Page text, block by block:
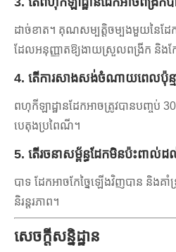
ដាច់ខាត។ គុណសម្បត្តិចម្បងមួយនៃដ
ដែលអនុញ្ញាតឱ្យងាយស្រួលពង្រីក និងកែ
4. តើការសាងសង់ចំណាយពេលប៉ុន្ម
ពហុកីឡាដ្ឋានដែកអាចត្រូវបានបញ្ចប់
បេតុងប្រពៃណី។
5. តើរចនាសម្ព័ន្ធដែកមិនប៉ះពាល់ដ
បាទ ដែកអាចកែច្នៃឡើងវិញបាន និង
និរន្តរភាព។
សេចក្តីសន្និដ្ឋាន